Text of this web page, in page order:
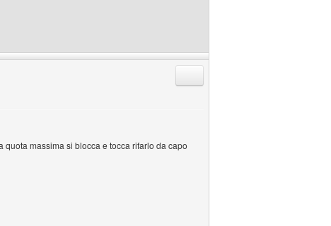
massima si blocca e tocca rifarlo da capo